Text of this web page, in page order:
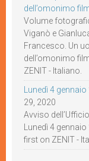
dell’omonimo
Volume
Viganò e
Francesco. Un
dell’omonimo
ZENIT - Italiano.
Lunedì 4
29, 2020
Avviso
Lunedì 4
first on ZENIT -